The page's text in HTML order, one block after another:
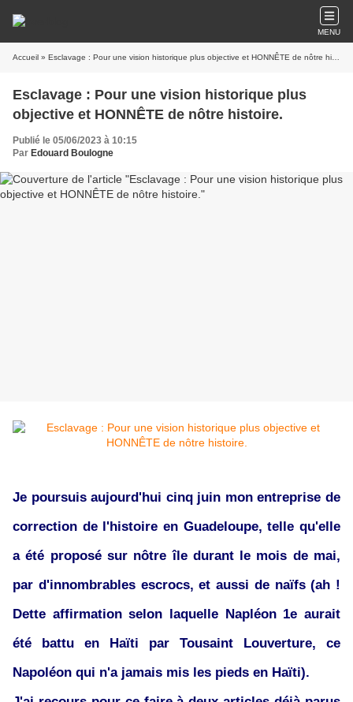
MENU
Accueil » Esclavage : Pour une vision historique plus objective et HONNÊTE de nôtre histoire.
Esclavage : Pour une vision historique plus
objective et HONNÊTE de nôtre histoire.
Publié le 05/06/2023 à 10:15
Par Edouard Boulogne
Je poursuis aujourd'hui cinq juin mon entreprise de
correction de l'histoire en Guadeloupe, telle qu'elle
a été proposé sur nôtre île durant le mois de mai,
par d'innombrables escrocs, et aussi de naïfs (ah !
Dette affirmation selon laquelle Napléon 1e aurait
été battu en Haïti par Tousaint Louverture, ce
Napoléon qui n'a jamais mis les pieds en Haïti).